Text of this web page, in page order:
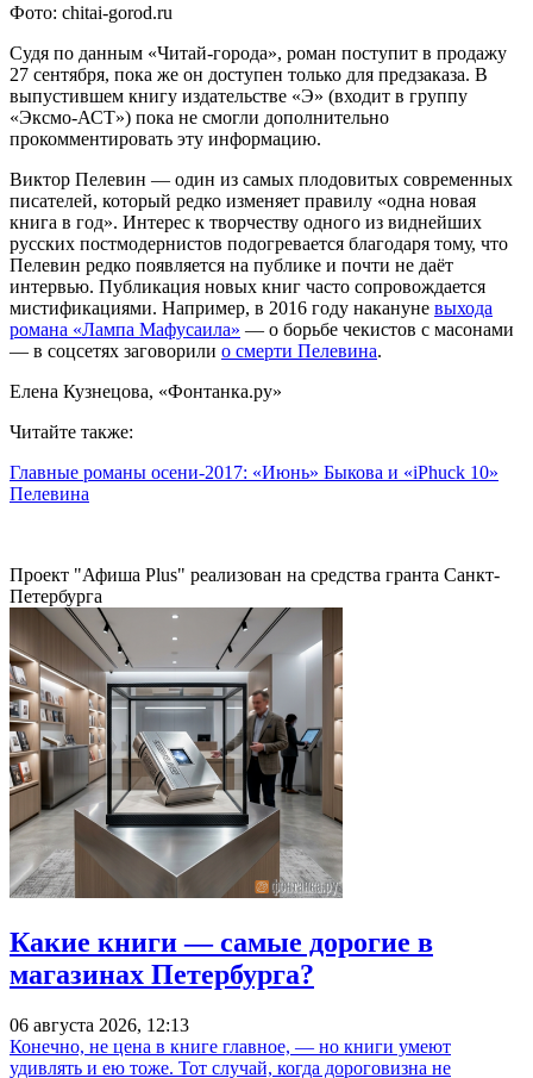
Фото: chitai-gorod.ru
Судя по данным «Читай-города», роман поступит в продажу
27 сентября, пока же он доступен только для предзаказа. В
выпустившем книгу издательстве «Э» (входит в группу
«Эксмо-АСТ») пока не смогли дополнительно
прокомментировать эту информацию.
Виктор Пелевин — один из самых плодовитых современных
писателей, который редко изменяет правилу «одна новая
книга в год». Интерес к творчеству одного из виднейших
русских постмодернистов подогревается благодаря тому, что
Пелевин редко появляется на публике и почти не даёт
интервью. Публикация новых книг часто сопровождается
мистификациями. Например, в 2016 году накануне выхода
романа «Лампа Мафусаила» — о борьбе чекистов с масонами
— в соцсетях заговорили о смерти Пелевина.
Елена Кузнецова, «Фонтанка.ру»
Читайте также:
Главные романы осени-2017: «Июнь» Быкова и «iPhuck 10»
Пелевина
Проект "Афиша Plus" реализован на средства гранта Санкт-
Петербурга
Какие книги — самые дорогие в
магазинах Петербурга?
06 августа 2026, 12:13
Конечно, не цена в книге главное, — но книги умеют
удивлять и ею тоже. Тот случай, когда дороговизна не